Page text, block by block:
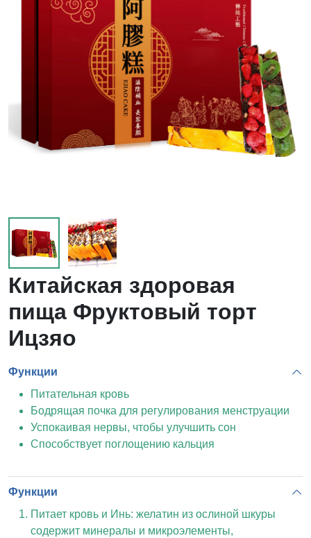
Китайская здоровая
пища Фруктовый торт
Ицзяо
Функции
Питательная кровь
Бодрящая почка для регулирования менструации
Успокаивая нервы, чтобы улучшить сон
Способствует поглощению кальция
Функции
Питает кровь и Инь: желатин из ослиной шкуры
содержит минералы и микроэлементы,